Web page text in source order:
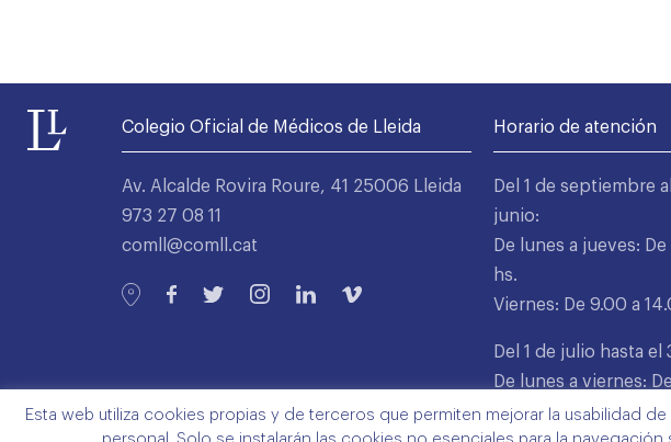
Colegio Oficial de Médicos de Lleida
Av. Alcalde Rovira Roure, 41 25006 Lleida
973 27 08 11
comll@comll.cat
Horario de atención
Del 1 de septiembre
junio:
De lunes a jueves:
hs.
Viernes: De 9.00 a
Del 1 de julio hasta el
De lunes a viernes:
15.00 hs.
Esta web utiliza cookies propias y de terceros que permiten mejorar la usabilidad